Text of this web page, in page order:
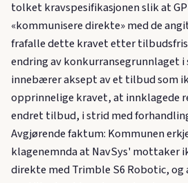
tolket kravspesifikasjonen slik at
«kommunisere direkte» med de
frafalle dette kravet etter
endring av konkurransegrunnlaget
innebærer aksept av et tilbud som
opprinnelige kravet, at innklagede
endret tilbud, i strid med
Avgjørende faktum: Kommunen
klagenemnda at NavSys' mottaker
direkte med Trimble S6 Robotic,